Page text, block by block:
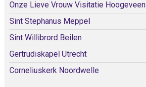
Onze Lieve Vrouw Visitatie Hoogeveen
Sint Stephanus Meppel
Sint Willibrord Beilen
Gertrudiskapel Utrecht
Corneliuskerk Noordwelle